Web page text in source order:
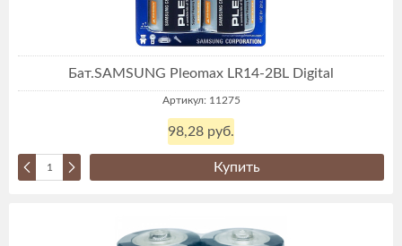
Бат.SAMSUNG Pleomax LR14-2BL Digital
Артикул: 11275
98,28 руб.
Купить